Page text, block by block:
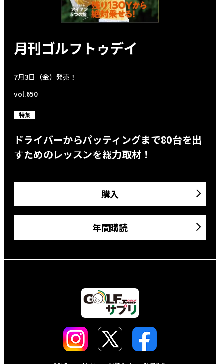
月刊ゴルフトゥデイ
7月3日（金）発売！
vol.650
特集
ドライバーからパッティングまで80台を出
すためのレッスンを総力取材！
購入
年間購読